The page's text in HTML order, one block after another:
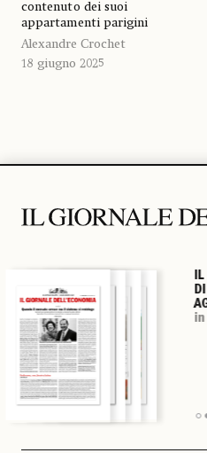
contenuto dei suoi
appartamenti parigini
Alexandre Crochet
18 giugno 2025
IL
in
IL
in
IL
in
IL
in